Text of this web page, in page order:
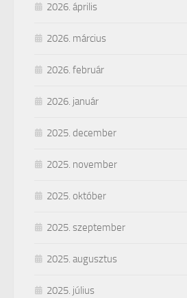
2026. április
2026. március
2026. február
2026. január
2025. december
2025. november
2025. október
2025. szeptember
2025. augusztus
2025. július